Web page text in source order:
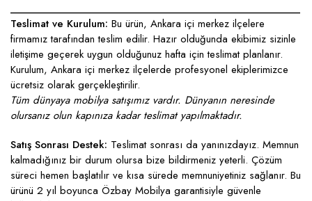
____________________________________________________
Teslimat ve Kurulum: Bu ürün, Ankara içi merkez ilçelere
firmamız tarafından teslim edilir. Hazır olduğunda ekibimiz sizinle
iletişime geçerek uygun olduğunuz hafta için teslimat planlanır.
Kurulum, Ankara içi merkez ilçelerde profesyonel ekiplerimizce
ücretsiz olarak gerçekleştirilir.
Tüm dünyaya mobilya satışımız vardır. Dünyanın neresinde
olursanız olun kapınıza kadar teslimat yapılmaktadır.
Satış Sonrası Destek: Teslimat sonrası da yanınızdayız. Memnun
kalmadığınız bir durum olursa bize bildirmeniz yeterli. Çözüm
süreci hemen başlatılır ve kısa sürede memnuniyetiniz sağlanır. Bu
ürünü 2 yıl boyunca Özbay Mobilya garantisiyle güvenle